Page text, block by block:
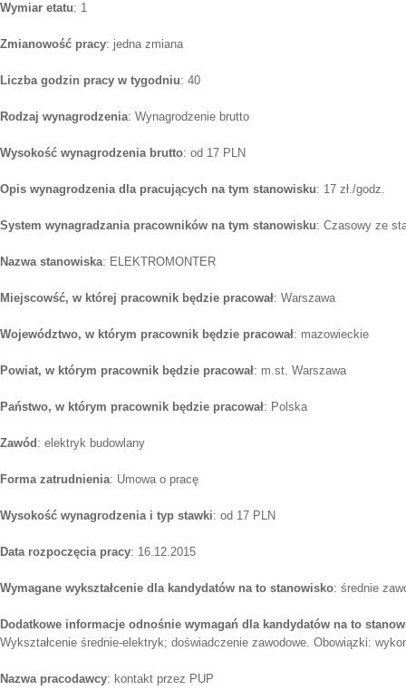
Wymiar etatu: 1
Zmianowość pracy: jedna zmiana
Liczba godzin pracy w tygodniu: 40
Rodzaj wynagrodzenia: Wynagrodzenie brutto
Wysokość wynagrodzenia brutto: od 17 PLN
Opis wynagrodzenia dla pracujących na tym stanowisku: 17 zł./godz.
System wynagradzania pracowników na tym stanowisku: Czasowy ze
Nazwa stanowiska: ELEKTROMONTER
Miejscowść, w której pracownik będzie pracował: Warszawa
Województwo, w którym pracownik będzie pracował: mazowieckie
Powiat, w którym pracownik będzie pracował: m.st. Warszawa
Państwo, w którym pracownik będzie pracował: Polska
Zawód : elektryk budowlany
Forma zatrudnienia: Umowa o pracę
Wysokość wynagrodzenia i typ stawki: od 17 PLN
Data rozpoczęcia pracy: 16.12.2015
Wymagane wykształcenie dla kandydatów na to stanowisko: średnie
Dodatkowe informacje odnośnie wymagań dla kandydatów na to
Wykształcenie średnie-elektryk; doświadczenie zawodowe. Obowiązki:
Nazwa pracodawcy: kontakt przez PUP